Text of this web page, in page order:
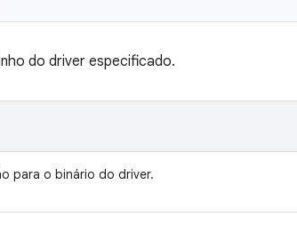
do driver especificado.
para o binário do driver.